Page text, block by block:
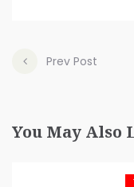
Prev Post
You May Also